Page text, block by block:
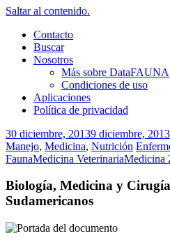
Saltar al contenido.
Contacto
Buscar
Nosotros
Más sobre DataFAUNA
Condiciones de uso
Aplicaciones
Política de privacidad
30 diciembre, 20139 diciembre, 2013
Manejo, Medicina, Nutrición
FaunaMedicina VeterinariaMedicina
Biología, Medicina y
Sudamericanos